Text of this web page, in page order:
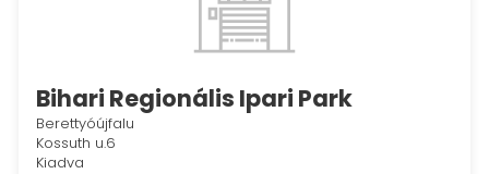
Bihari Regionális Ipari Park
Berettyóújfalu
Kossuth u.6
Kiadva